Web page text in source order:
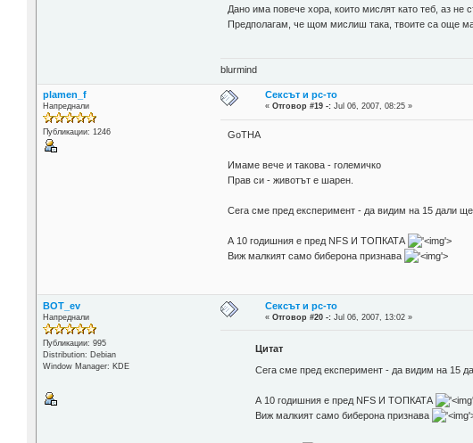
Дано има повече хора, които мислят като теб, аз не
Предполагам, че щом мислиш така, твоите са още
blurmind
plamen_f
Напреднали
Публикации: 1246
Сексът и pc-то
«Отговор #19 -: Jul 06, 2007, 08:25 »
GoTHA
Имаме вече и такова - големичко
Прав си - животът е шарен.
Сега сме пред експеримент - да видим на 15 дали
А 10 годишния е пред NFS И ТОПКАТА
'>
Виж малкият само биберона признава
'>
BOT_ev
Напреднали
Публикации: 995
Distribution: Debian
Window Manager: KDE
Сексът и pc-то
«Отговор #20 -: Jul 06, 2007, 13:02 »
Цитат
Сега сме пред експеримент - да видим на 15
А 10 годишния е пред NFS И ТОПКАТА
Виж малкият само биберона признава